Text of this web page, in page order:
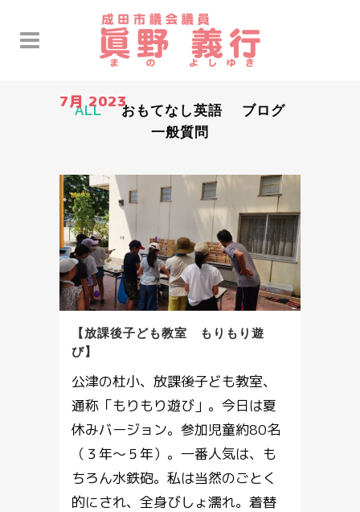
7月 2023
ALL おもてなし英語
ブログ
一般質問
【放課後子ども教室 もりもり遊
び】
公津の杜小、放課後子ども教室、
通称「もりもり遊び」。今日は夏
休みバージョン。参加児童約80名
（３年～５年）。一番人気は、も
ちろん水鉄砲。私は当然のごとく
的にされ、全身びしょ濡れ。着替